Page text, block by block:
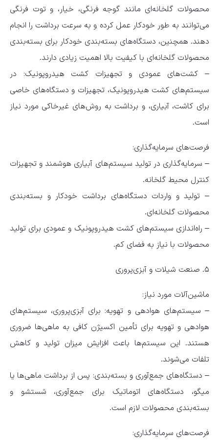
محصولات گلخانه‌ای مانند گوجه فرنگی، خیار، و توت فرنگی
می‌توانند به طور خودکار عمل کرده و به سرعت برداشت را انجام
دهند. همچنین، دستگاه‌های بسته‌بندی خودکار برای بسته‌بندی
محصولات گلخانه‌ای با کیفیت بالا اهمیت زیادی دارند.
– کشت‌های عمودی و تجهیزات کشت هیدروپونیک: در
سیستم‌های کشت هیدروپونیک، تجهیزات و دستگاه‌های خاصی
برای کاشت، آبیاری، و برداشت به روش‌های غیرخاکی مورد نیاز
است.
فرصت‌های سرمایه‌گذاری:
– سرمایه‌گذاری در تولید سیستم‌های آبیاری هوشمند و تجهیزات
کنترل محیط گلخانه.
– تولید و واردات دستگاه‌های برداشت خودکار و بسته‌بندی
محصولات گلخانه‌ای.
– راه‌اندازی سیستم‌های کشت هیدروپونیک و عمودی برای تولید
محصولات با نیاز به فضای کم.
۵. صنعت شیلات و آبزی‌پروری
ماشین‌آلات مورد نیاز:
– سیستم‌های هوادهی و تهویه: برای آبزی‌پروری، سیستم‌های
هوادهی و تهویه برای تأمین اکسیژن کافی به ماهی‌ها ضروری
هستند. این سیستم‌ها باعث افزایش میزان تولید و کاهش
تلفات می‌شوند.
– دستگاه‌های جمع‌آوری و بسته‌بندی: پس از برداشت ماهی‌ها یا
میگو، دستگاه‌های اتوماتیک برای جمع‌آوری، شستشو و
بسته‌بندی محصولات لازم است.
فرصت‌های سرمایه‌گذاری: